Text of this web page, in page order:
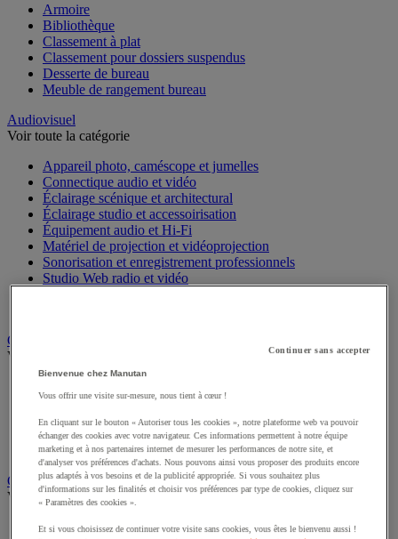
Armoire
Bibliothèque
Classement à plat
Classement pour dossiers suspendus
Desserte de bureau
Meuble de rangement bureau
Audiovisuel
Voir toute la catégorie
Appareil photo, caméscope et jumelles
Connectique audio et vidéo
Éclairage scénique et architectural
Éclairage studio et accessoirisation
Équipement audio et Hi-Fi
Matériel de projection et vidéoprojection
Sonorisation et enregistrement professionnels
Studio Web radio et vidéo
Chauffage, climatisation et traitement de l'air
Voir toute la catégorie
Climatiseur
Rafraîchisseur d'air
Traitement de l'air
Ventilateur
Classement et archivage
Voir toute la catégorie
Accessoires de classement pour le bureau
Continuer sans accepter
Bienvenue chez Manutan
Vous offrir une visite sur-mesure, nous tient à cœur !
En cliquant sur le bouton « Autoriser tous les cookies », notre plateforme web va pouvoir
échanger des cookies avec votre navigateur. Ces informations permettent à notre équipe
marketing et à nos partenaires internet de mesurer les performances de notre site, et
d'analyser vos préférences d'achats. Nous pouvons ainsi vous proposer des produits encore
plus adaptés à vos besoins et de la publicité appropriée. Si vous souhaitez plus
d'informations sur les finalités et choisir vos préférences par type de cookies, cliquez sur
« Paramètres des cookies ».
Et si vous choisissez de continuer votre visite sans cookies, vous êtes le bienvenu aussi !